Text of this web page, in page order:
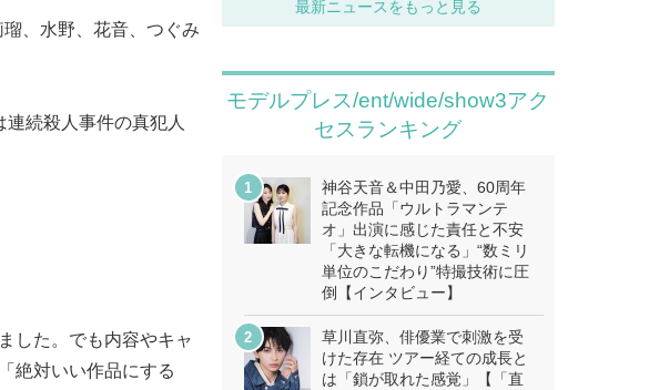
、水野、花音、つぐみ
続殺人事件の真犯人
した。でも内容やキャ
絶対いい作品にする
最新ニュースをもっと見る
モデルプレス/ent/wide/show3アク
セスランキング
神谷天音＆中田乃愛、60周年
記念作品「ウルトラマンテ
オ」出演に感じた責任と不安
「大きな転機になる」“数ミリ
単位のこだわり”特撮技術に圧
倒【インタビュー】
草川直弥、俳優業で刺激を受
けた存在 ツアー経ての成長と
は「鎖が取れた感覚」【「直